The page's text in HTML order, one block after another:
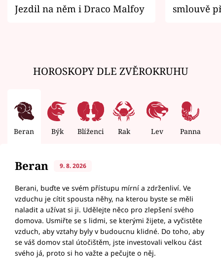
Jezdil na něm i Draco Malfoy
smlouvě
HOROSKOPY DLE ZVĚROKRUHU
Beran Býk Blíženci Rak Lev Panna
Beran 9. 8. 2026
Berani, buďte ve svém přístupu mírní a zdrženliví. Ve
vzduchu je cítit spousta něhy, na kterou byste se měli
naladit a užívat si ji. Udělejte něco pro zlepšení svého
domova. Usmiřte se s lidmi, se kterými žijete, a vyčistěte
vzduch, aby vztahy byly v budoucnu klidné. Do toho, aby
se váš domov stal útočištěm, jste investovali velkou část
svého já, proto si ho važte a pečujte o něj.